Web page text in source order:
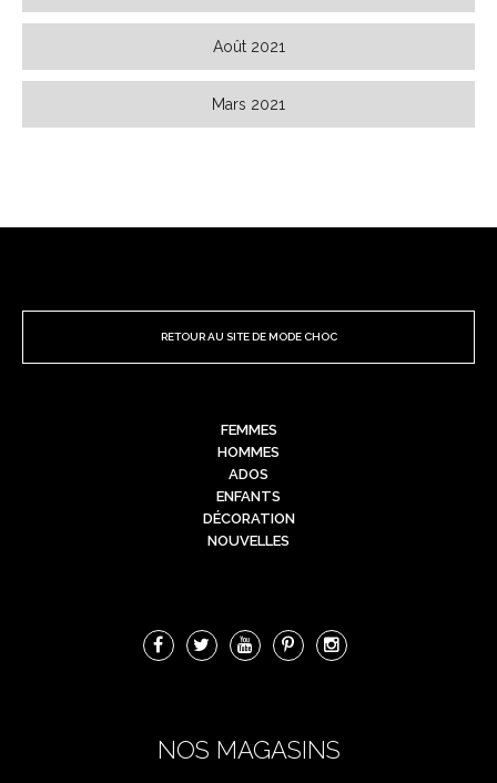
Août 2021
Mars 2021
RETOUR AU SITE DE MODE CHOC
FEMMES
HOMMES
ADOS
ENFANTS
DÉCORATION
NOUVELLES
NOS MAGASINS